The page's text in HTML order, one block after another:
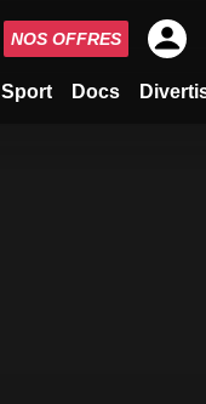
Sport Docs
NOS OFFRES